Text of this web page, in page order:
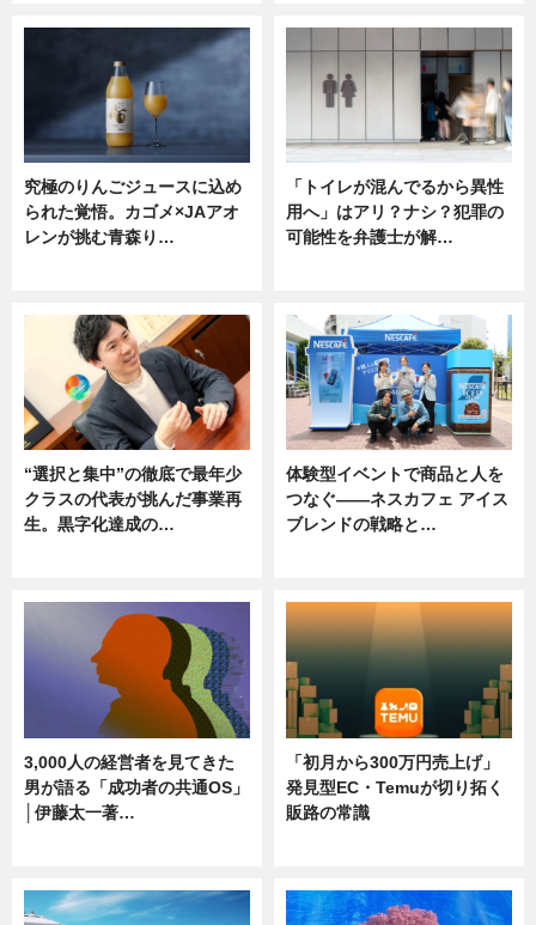
究極のりんごジュースに込め
られた覚悟。カゴメ×JAアオ
レンが挑む青森り…
「トイレが混んでるから異性
用へ」はアリ？ナシ？犯罪の
可能性を弁護士が解…
“選択と集中”の徹底で最年少
クラスの代表が挑んだ事業再
生。黒字化達成の…
体験型イベントで商品と人を
つなぐ――ネスカフェ アイス
ブレンドの戦略と…
3,000人の経営者を見てきた
男が語る「成功者の共通OS」
│伊藤太一著…
「初月から300万円売上げ」
発見型EC・Temuが切り拓く
販路の常識